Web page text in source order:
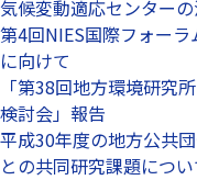
気候変動適応センター
第4回NIES国際フォー
に向けて
「第38回地方環境研究
検討会」報告
平成30年度の地方公共
との共同研究課題につい